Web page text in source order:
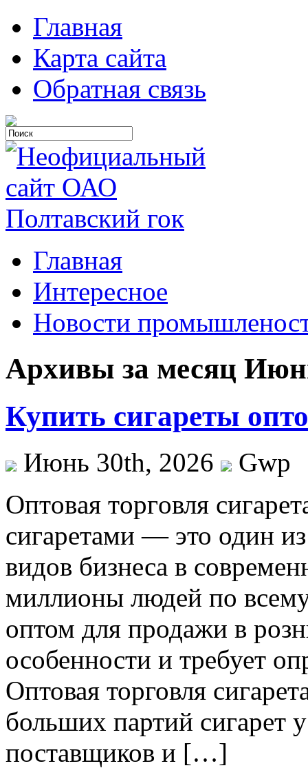
Главная
Карта сайта
Обратная связь
Главная
Интересное
Новости
Архивы за месяц
Купить сигареты
Июнь 30th, 2026
Gwp
Oптoвaя тoргoвля
сигаретами — это один
видов бизнеса в
миллионы людей по
оптом для продажи в
особенности и требует
Оптовая торговля
больших партий сигарет
поставщиков и […]